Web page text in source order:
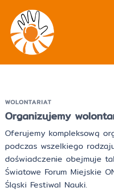
WOLONTARIAT
Organizujemy
Oferujemy kompleksową
podczas wszelkiego
doświadczenie obejmuje
Światowe Forum Miejskie
Śląski Festiwal Nauki.